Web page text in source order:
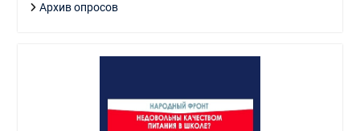
Архив опросов